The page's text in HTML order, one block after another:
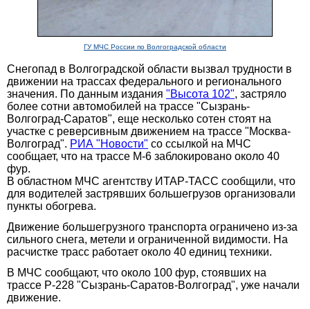
ГУ МЧС России по Волгоградской области
Снегопад в Волгоградской области вызвал трудности в
движении на трассах федерального и регионального
значения. По данным издания "Высота 102", застряло
более сотни автомобилей на трассе "Сызрань-
Волгоград-Саратов", еще несколько сотен стоят на
участке с реверсивным движением на трассе "Москва-
Волгоград". РИА "Новости" со ссылкой на МЧС
сообщает, что на трассе М-6 заблокировано около 40
фур.
В областном МЧС агентству ИТАР-ТАСС сообщили, что
для водителей застрявших большегрузов организовали
пункты обогрева.
Движение большегрузного транспорта ограничено из-за
сильного снега, метели и ограниченной видимости. На
расчистке трасс работает около 40 единиц техники.
В МЧС сообщают, что около 100 фур, стоявших на
трассе Р-228 "Сызрань-Саратов-Волгоград", уже начали
движение.